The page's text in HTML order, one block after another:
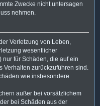
Zwecke nicht untersagen
nehmen.
Verletzung von Leben,
wesentlicher
für Schäden, die auf ein
zurückzuführen sind.
wie insbesondere
außer bei vorsätzlichem
bei Schäden aus der